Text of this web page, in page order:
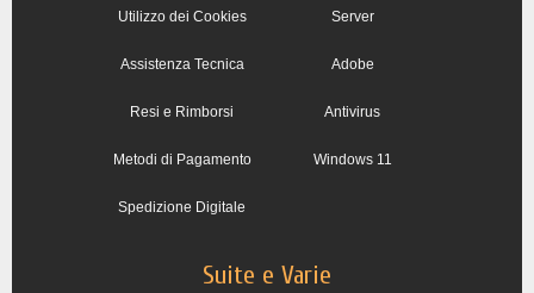
Utilizzo dei Cookies
Assistenza Tecnica
Resi e Rimborsi
Metodi di Pagamento
Spedizione Digitale
Server
Adobe
Antivirus
Windows 11
Suite e Varie